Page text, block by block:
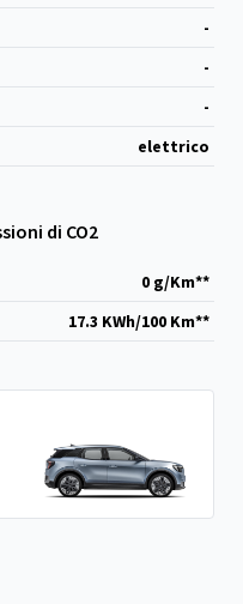
-
-
-
elettrico
di CO2
0 g/Km**
17.3 KWh/100 Km**